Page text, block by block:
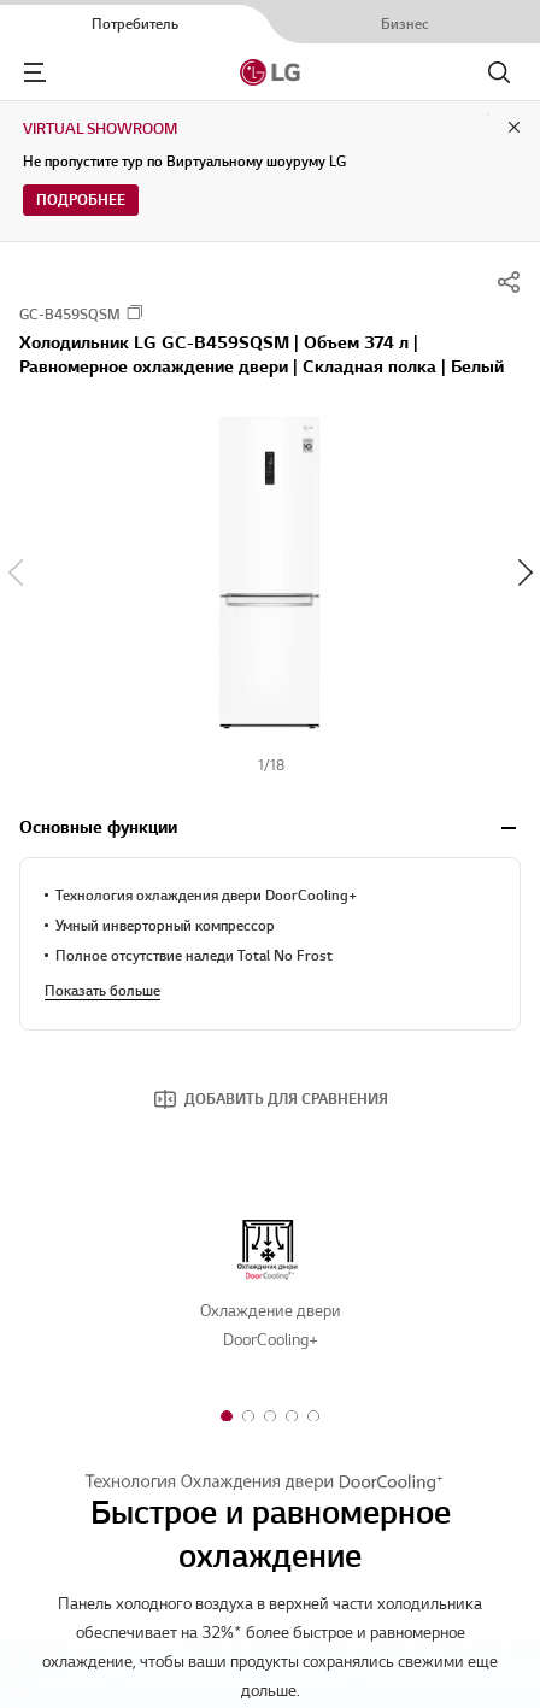
Потребитель Бизнес
Menu
Поиск
VIRTUAL SHOWROOM
Не пропустите тур по Виртуальному шоуруму LG
ПОДРОБНЕЕ
GC-B459SQSM
Холодильник LG GC-B459SQSM | Объем 374 л |
Равномерное охлаждение двери | Складная полка | Белый
1/18
Основные функции
Технология охлаждения двери DoorCooling+
Умный инверторный компрессор
Полное отсутствие наледи Total No Frost
Показать больше
ДОБАВИТЬ ДЛЯ СРАВНЕНИЯ
Охлаждение двери
DoorCooling+
5 of 5
Быстрое и равномерное
охлаждение
Панель холодного воздуха в верхней части холодильника
обеспечивает на 32%* более быстрое и равномерное
охлаждение, чтобы ваши продукты сохранялись свежими еще
дольше.